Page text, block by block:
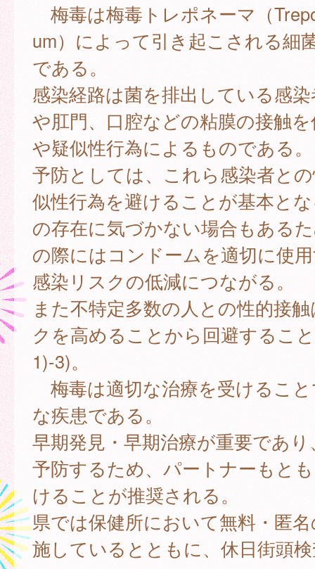
梅毒は梅毒トレポネーマ（
um）によって引き起こされる細
である。
感染経路は菌を排出している感
や肛門、口腔などの粘膜の接触
や疑似性行為によるものである。
予防としては、これら感染者と
似性行為を避けることが基本と
の存在に気づかない場合もある
の際にはコンドームを適切に使
感染リスクの低減につながる。
また不特定多数の人との性的接
クを高めることから回避するこ
1)-3)。
梅毒は適切な治療を受けるこ
な疾患である。
早期発見・早期治療が重要であ
予防するため、パートナーもと
けることが推奨される。
県では保健所において無料・匿
施しているとともに、休日街頭